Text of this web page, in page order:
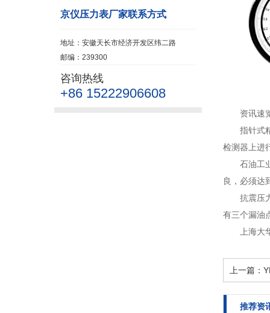
京仪压力表厂家联系方式
地址：安徽天长市经济开发区纬二路
邮编：239300
咨询热线
+86 15222906608
资讯速
指针式
检测器上进
石油工
良，必须达
抗震压
有三个漏油
上海
上一篇：
推荐资